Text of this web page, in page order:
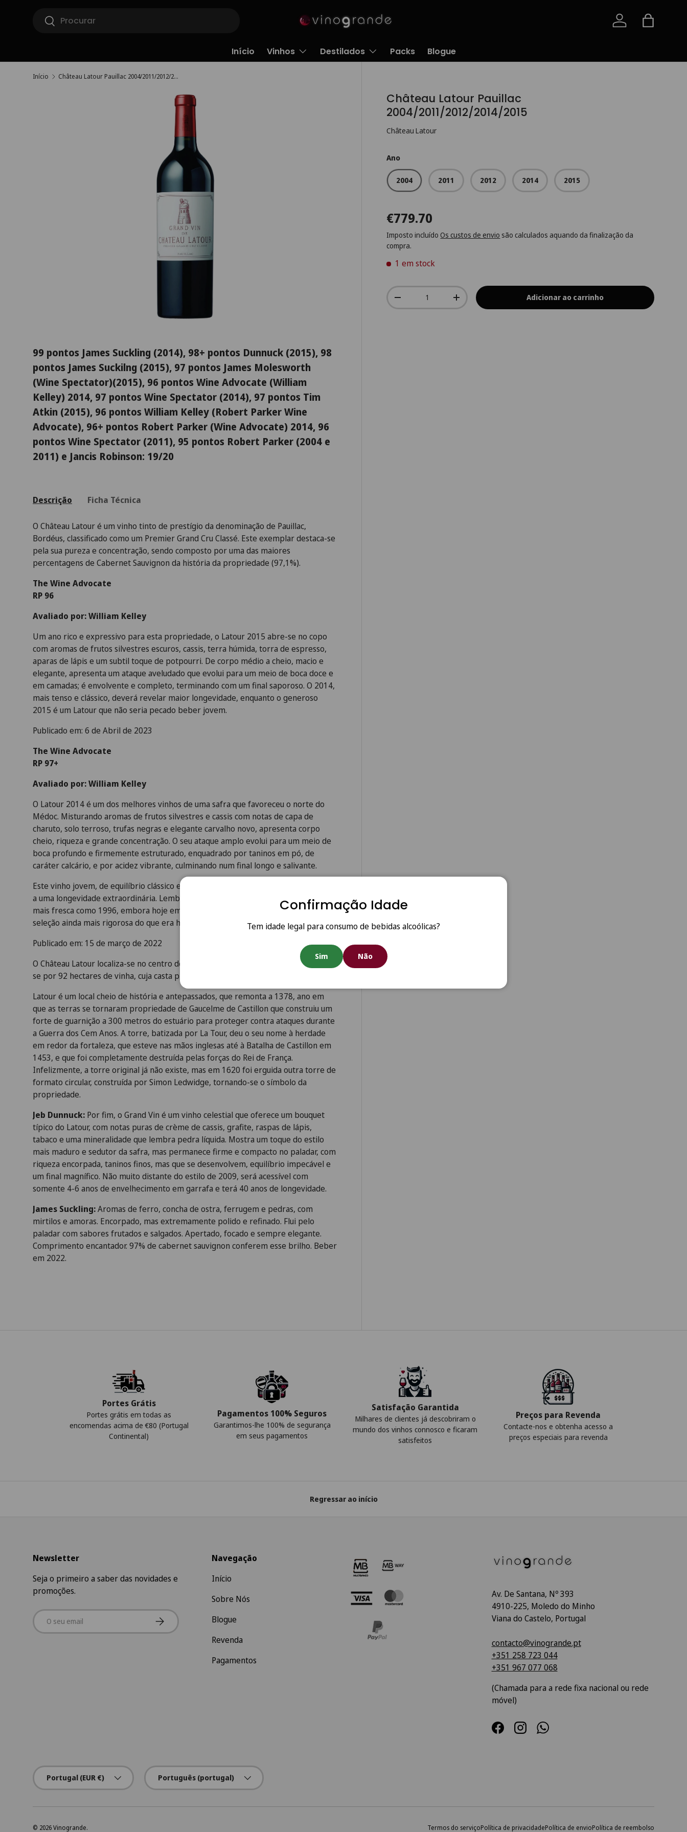
Ir para o conteúdo
Pesquisar
Pesquisar Iniciar sessão
Saco
Início Vinhos Destilados Packs Blogue
Início Château Latour Pauillac 2004/2011/2012/2014/2015
Château Latour Pauillac
2004/2011/2012/2014/2015
Château Latour
Ano
2004 2011 2012 2014 2015
€779.70
Imposto incluído Os custos de envio são calculados aquando da finalização da
compra.
1 em stock
Qtd.
-
+ Adicionar ao carrinho
99 pontos James Suckling (2014), 98+ pontos Dunnuck (2015), 98
pontos James Suckilng (2015), 97 pontos James Molesworth
(Wine Spectator)(2015), 96 pontos Wine Advocate (William
Kelley) 2014, 97 pontos Wine Spectator (2014), 97 pontos Tim
Atkin (2015), 96 pontos William Kelley (Robert Parker Wine
Advocate), 96+ pontos Robert Parker (Wine Advocate) 2014, 96
pontos Wine Spectator (2011), 95 pontos Robert Parker (2004 e
2011) e Jancis Robinson: 19/20
Descrição Ficha Técnica
O Château Latour é um vinho tinto de prestígio da denominação de Pauillac,
Bordéus, classificado como um Premier Grand Cru Classé. Este exemplar destaca-se
pela sua pureza e concentração, sendo composto por uma das maiores
percentagens de Cabernet Sauvignon da história da propriedade (97,1%).
The Wine Advocate
RP 96
Avaliado por: William Kelley
Um ano rico e expressivo para esta propriedade, o Latour 2015 abre-se no copo
com aromas de frutos silvestres escuros, cassis, terra húmida, torra de espresso,
aparas de lápis e um subtil toque de potpourri. De corpo médio a cheio, macio e
elegante, apresenta um ataque aveludado que evolui para um meio de boca doce e
em camadas; é envolvente e completo, terminando com um final saporoso. O 2014,
mais tenso e clássico, deverá revelar maior longevidade, enquanto o generoso
2015 é um Latour que não seria pecado beber jovem.
Publicado em: 6 de Abril de 2023
The Wine Advocate
RP 97+
Avaliado por: William Kelley
O Latour 2014 é um dos melhores vinhos de uma safra que favoreceu o norte do
Médoc. Misturando aromas de frutos silvestres e cassis com notas de capa de
charuto, solo terroso, trufas negras e elegante carvalho novo, apresenta corpo
cheio, riqueza e grande concentração. O seu ataque amplo evolui para um meio de
boca profundo e firmemente estruturado, enquadrado por taninos em pó, de
caráter calcário, e por acidez vibrante, culminando num final longo e salivante.
Este vinho jovem, de equilíbrio clássico e estrutura ainda juvenil, parece destinado
a uma longevidade extraordinária. Lembra uma versão moderna de uma colheita
mais fresca como 1996, embora hoje em dia a maturação seja mais completa e a
seleção ainda mais rigorosa do que era há duas décadas.
Publicado em: 15 de março de 2022
O Château Latour localiza-se no centro de Médoc, na região de Bordéus e estende-
se por 92 hectares de vinha, cuja casta predominante é a Cabernet Sauvignon.
Latour é um local cheio de história e antepassados, que remonta a 1378, ano em
que as terras se tornaram propriedade de Gaucelme de Castillon que construiu um
forte de guarnição a 300 metros do estuário para proteger contra ataques durante
a Guerra dos Cem Anos. A torre, batizada por La Tour, deu o seu nome à herdade
em redor da fortaleza, que esteve nas mãos inglesas até à Batalha de Castillon em
1453, e que foi completamente destruída pelas forças do Rei de França.
Infelizmente, a torre original já não existe, mas em 1620 foi erguida outra torre de
formato circular, construída por Simon Ledwidge, tornando-se o símbolo da
propriedade.
Jeb Dunnuck: Por fim, o Grand Vin é um vinho celestial que oferece um bouquet
típico do Latour, com notas puras de crème de cassis, grafite, raspas de lápis,
tabaco e uma mineralidade que lembra pedra líquida. Mostra um toque do estilo
mais maduro e sedutor da safra, mas permanece firme e compacto no paladar, com
riqueza encorpada, taninos finos, mas que se desenvolvem, equilíbrio impecável e
um final magnífico. Não muito distante do estilo de 2009, será acessível com
somente 4-6 anos de envelhecimento em garrafa e terá 40 anos de longevidade.
James Suckling:Aromas de ferro, concha de ostra, ferrugem e pedras, com
mirtilos e amoras. Encorpado, mas extremamente polido e refinado. Flui pelo
paladar com sabores frutados e salgados. Apertado, focado e sempre elegante.
Comprimento encantador. 97% de cabernet sauvignon conferem esse brilho. Beber
em 2022.
Confirmação Idade
Tem idade legal para consumo de bebidas alcoólicas?
Sim Não
Portes Grátis
Portes grátis em todas as
encomendas acima de €80 (Portugal
Continental)
Pagamentos 100% Seguros
Garantimos-lhe 100% de segurança
em seus pagamentos
Satisfação Garantida
Milhares de clientes já descobriram o
mundo dos vinhos connosco e ficaram
satisfeitos
Preços para Revenda
Contacte-nos e obtenha acesso a
preços especiais para revenda
Regressar ao início
Newsletter
Seja o primeiro a saber das novidades e
promoções.
Email Subscrever
Navegação
Início
Sobre Nós
Blogue
Revenda
Pagamentos
Av. De Santana, Nº 393
4910-225, Moledo do Minho
Viana do Castelo, Portugal
contacto@vinogrande.pt
+351 258 723 044
+351 967 077 068
(Chamada para a rede fixa nacional ou rede
móvel)
FacebookInstagramWhatsApp
País/Região
Portugal (EUR €)
Idioma
Português (portugal)
© 2026Vinogrande. Termos do serviçoPolítica de privacidadePolítica de envioPolítica de reembolso